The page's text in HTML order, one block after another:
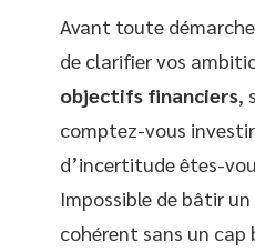
Avant toute
de clarifier vos
objectifs financiers,
comptez-vous
d’incertitude êtes-
Impossible de bâtir
cohérent sans un cap